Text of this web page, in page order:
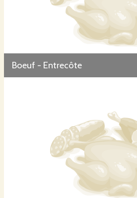
Boeuf - Entrecôte